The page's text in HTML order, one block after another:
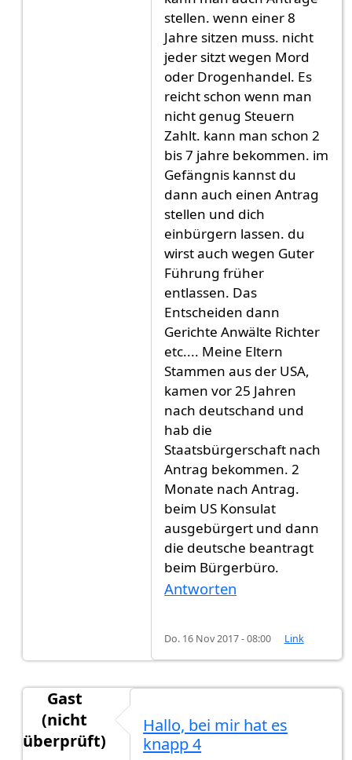
stellen. wenn einer 8
Jahre sitzen muss. nicht
jeder sitzt wegen Mord
oder Drogenhandel. Es
reicht schon wenn man
nicht genug Steuern
Zahlt. kann man schon 2
bis 7 jahre bekommen. im
Gefängnis kannst du
dann auch einen Antrag
stellen und dich
einbürgern lassen. du
wirst auch wegen Guter
Führung früher
entlassen. Das
Entscheiden dann
Gerichte Anwälte Richter
etc.... Meine Eltern
Stammen aus der USA,
kamen vor 25 Jahren
nach deutschand und
hab die
Staatsbürgerschaft nach
Antrag bekommen. 2
Monate nach Antrag.
beim US Konsulat
ausgebürgert und dann
die deutsche beantragt
beim Bürgerbüro.
Antworten
Do. 16 Nov 2017 - 08:00 Link
Gast
(nicht
überprüft)
Hallo, bei mir hat es
knapp 4